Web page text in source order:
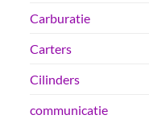
Carburatie
Carters
Cilinders
communicatie